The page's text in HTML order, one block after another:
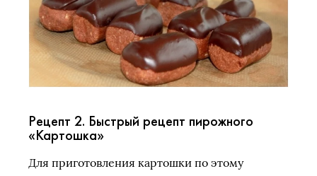
Рецепт 2. Быстрый рецепт пирожного
«Картошка»
Для приготовления картошки по этому